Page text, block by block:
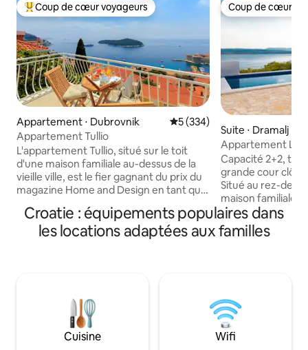
Coups de cœur voyageurs les plus appréciés
Coup de cœur voyageurs
Appartement ⋅ Dubrovnik Évaluation moyenne sur la
5 (334)
Appartement Tullio
L'appartement Tullio, situé sur le toit
d'une maison familiale au-dessus de la
vieille ville, est le fier gagnant du prix du
magazine Home and Design en tant que
Croatie pour 2017. Nous sommes
immensément fiers de notre réalisation
car il s'agit d'une entreprise familiale où
votre maison loin de chez vous, nous
sommes là pour vous offrir notre
hospitalité chaleureuse et nous assurer
Coup de cœur
Coup de cœur
Suite ⋅ Dramalj
Appartement
Capacité 2+2,
grande cour
Situé au rez-de-
maison familiale
nouvellement
entièrement
maison est
personnes
chauffée (mai-
profondeur 1,5m.
coffre-fort,
Croatie : équipements populaires dans
les locations adaptées aux familles
Cuisine Wifi